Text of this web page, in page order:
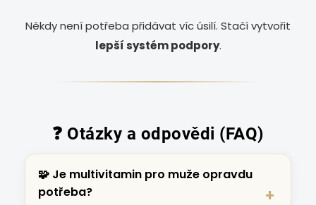
Někdy není potřeba přidávat víc úsilí. Stačí vytvořit
lepší systém podpory.
❓ Otázky a odpovědi (FAQ)
🧩 Je multivitamin pro muže opravdu
potřeba?